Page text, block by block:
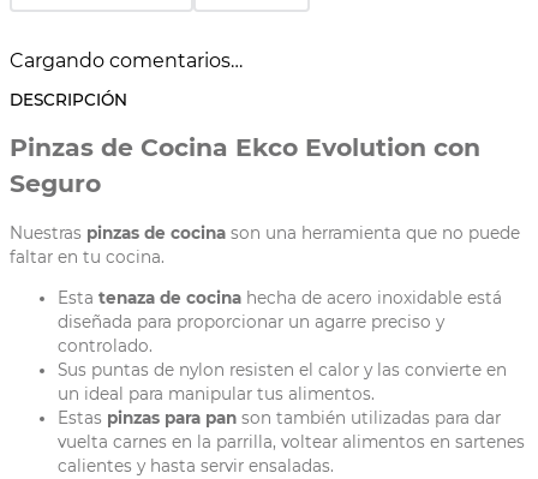
Cargando comentarios…
DESCRIPCIÓN
Pinzas de Cocina Ekco Evolution con
Seguro
Nuestras pinzas de cocina son una herramienta que no puede
faltar en tu cocina.
Esta tenaza de cocina hecha de acero inoxidable está
diseñada para proporcionar un agarre preciso y
controlado.
Sus puntas de nylon resisten el calor y las convierte en
un ideal para manipular tus alimentos.
Estas pinzas para pan son también utilizadas para dar
vuelta carnes en la parrilla, voltear alimentos en sartenes
calientes y hasta servir ensaladas.